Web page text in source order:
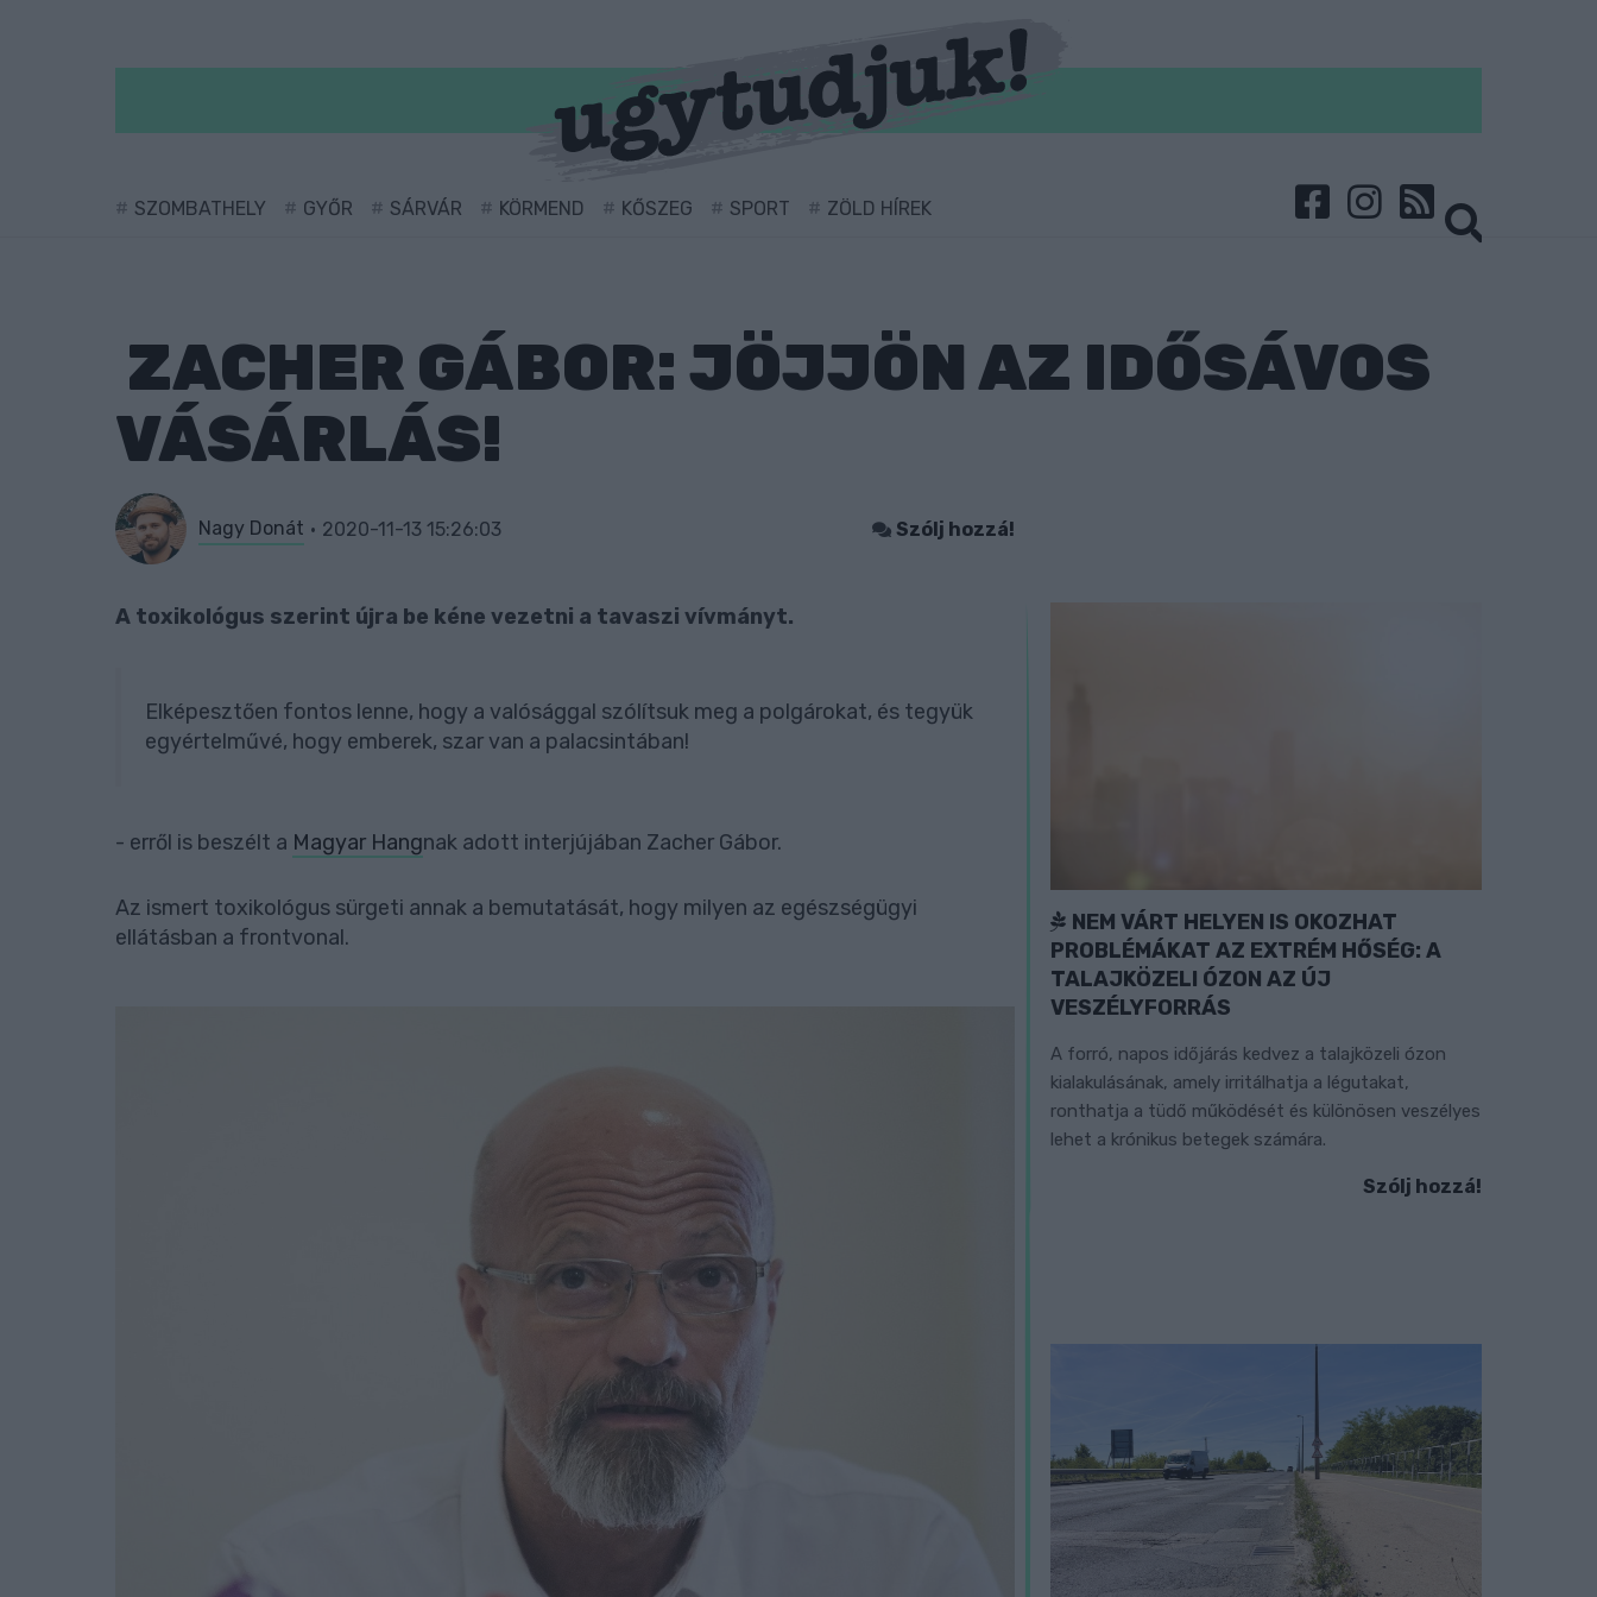
SZOMBATHELY GYŐR SÁRVÁR KÖRMEND KŐSZEG SPORT ZÖLD HÍREK
ZACHER GÁBOR: JÖJJÖN AZ IDŐSÁVOS
VÁSÁRLÁS!
Nagy Donát 2020-11-13 15:26:03 Szólj hozzá!
A toxikológus szerint újra be kéne vezetni a tavaszi vívmányt.
Elképesztően fontos lenne, hogy a valósággal szólítsuk meg a polgárokat, és tegyük
egyértelművé, hogy emberek, szar van a palacsintában!
- erről is beszélt a Magyar Hangnak adott interjújában Zacher Gábor.
Az ismert toxikológus sürgeti annak a bemutatását, hogy milyen az egészségügyi
ellátásban a frontvonal.
NEM VÁRT HELYEN IS OKOZHAT
PROBLÉMÁKAT AZ EXTRÉM HŐSÉG: A
TALAJKÖZELI ÓZON AZ ÚJ
VESZÉLYFORRÁS
A forró, napos időjárás kedvez a talajközeli ózon
kialakulásának, amely irritálhatja a légutakat,
ronthatja a tüdő működését és különösen veszélyes
lehet a krónikus betegek számára.
Szólj hozzá!